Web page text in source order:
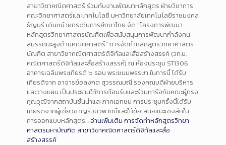
สาขาวิชาคณิตศาสตร์ ร่วมกับงานพัฒนาหลักสูตร ฝ่ายวิชาการ
คณะวิทยาศาสตร์และเทคโนโลยี มหาวิทยาลัยเทคโนโลยีราชมงคล
ธัญบุรี เดินหน้ายกระดับการศึกษาไทย จัด “โครงการพัฒนา
หลักสูตรวิทยาศาสตรบัณฑิตเพื่อสนับสนุนการพัฒนากำลังคน
สมรรถนะสูงด้านคณิตศาสตร์” การจัดทำหลักสูตรวิทยาศาสตร
บัณฑิต สาขาวิชาคณิตศาสตร์ดิจิทัลและสื่อสร้างสรรค์ (วท.บ.
คณิตศาสตร์ดิจิทัลและสื่อสร้างสรรค์) ณ ห้องประชุม ST1306
อาคารเฉลิมพระเกียรติ ๖ รอบ พระชนมพรรษา ในการนี้ ได้รับ
เกียรติจาก อาจารย์อลงกต สุวรรณมณี รองคณบดีฝ่ายบริหาร
และวางแผน เป็นประธานให้การต้อนรับและร่วมหารือกับคณะผู้ทรง
คุณวุฒิจากสถาบันชั้นนำและภาคเอกชน การประชุมครั้งนี้ได้รับ
เกียรติจากผู้เชี่ยวชาญร่วมวิพากษ์และให้ข้อเสนอแนะเชิงลึกใน
การออกแบบหลักสูตร…อ่านเพิ่มเติม การจัดทำหลักสูตรวิทยา
ศาสตรมหาบัณฑิต สาขาวิชาคณิตศาสตร์ดิจิทัลและสื่อ
สร้างสรรค์